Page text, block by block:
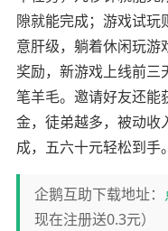
隙就能完成；游戏试玩
意肝级，躺着休闲玩游
奖励，新游戏上线前三
笔羊毛。邀请好友还能
金，徒弟越多，被动收
成，五六十元轻松到手。
企鹅互助下载地址：
现在注册送0.3元）